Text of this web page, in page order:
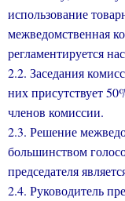
использование
межведомственная
регламентируется
2.2. Заседания
них присутствует
членов комиссии.
2.3. Решение
большинством
председателя
2.4. Руководитель